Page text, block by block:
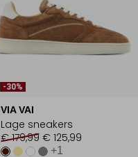
-30%
VIA VAI
Lage sneakers
€ 179,99 € 125,99
+1